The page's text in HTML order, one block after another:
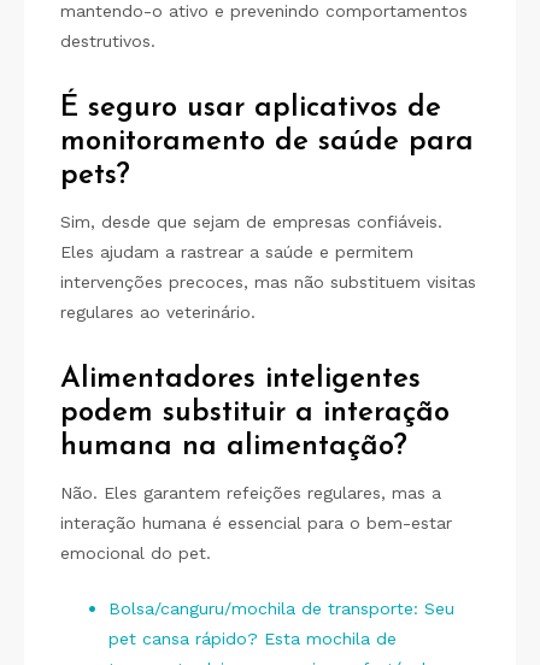
mantendo-o ativo e prevenindo comportamentos
destrutivos.
É seguro usar aplicativos de
monitoramento de saúde para
pets?
Sim, desde que sejam de empresas confiáveis.
Eles ajudam a rastrear a saúde e permitem
intervenções precoces, mas não substituem visitas
regulares ao veterinário.
Alimentadores inteligentes
podem substituir a interação
humana na alimentação?
Não. Eles garantem refeições regulares, mas a
interação humana é essencial para o bem-estar
emocional do pet.
Bolsa/canguru/mochila de transporte: Seu
pet cansa rápido? Esta mochila de